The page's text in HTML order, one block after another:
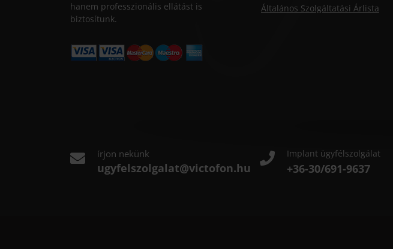
hanem professzionális ellátást is
biztosítunk.
Általános Szolgáltatási Árlista
írjon nekünk
ugyfelszolgalat@victofon.hu
Implant ügyfélszolgálat
+36-30/691-9637